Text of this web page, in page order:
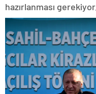
hazırlanması gerekiyor.